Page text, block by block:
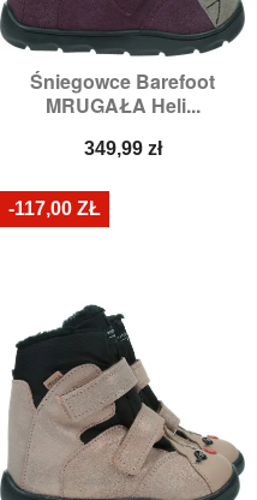
Śniegowce Barefoot
MRUGAŁA Heli...
Cena
349,99 zł
-117,00 ZŁ